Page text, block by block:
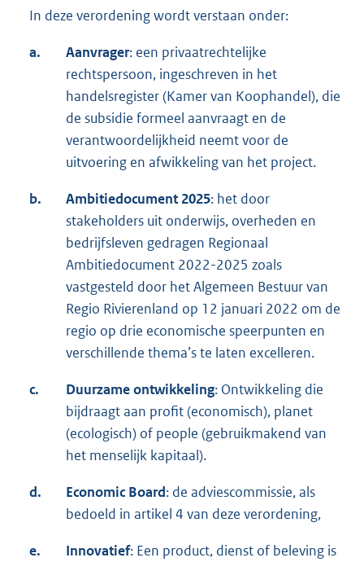
In deze verordening wordt verstaan onder:
a. Aanvrager: een privaatrechtelijke
rechtspersoon, ingeschreven in het
handelsregister (Kamer van Koophandel), die
de subsidie formeel aanvraagt en de
verantwoordelijkheid neemt voor de
uitvoering en afwikkeling van het project.
b. Ambitiedocument 2025: het door
stakeholders uit onderwijs, overheden en
bedrijfsleven gedragen Regionaal
Ambitiedocument 2022-2025 zoals
vastgesteld door het Algemeen Bestuur van
Regio Rivierenland op 12 januari 2022 om de
regio op drie economische speerpunten en
verschillende thema’s te laten excelleren.
c. Duurzame ontwikkeling: Ontwikkeling die
bijdraagt aan profit (economisch), planet
(ecologisch) of people (gebruikmakend van
het menselijk kapitaal).
d. Economic Board: de adviescommissie, als
bedoeld in artikel 4 van deze verordening,
e. Innovatief: Een product, dienst of beleving is